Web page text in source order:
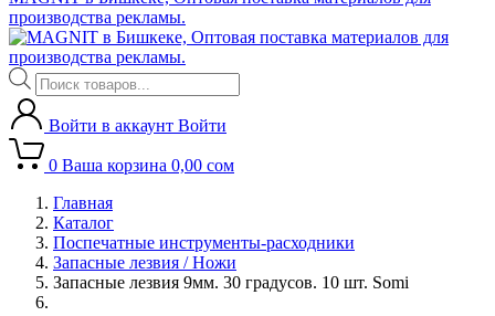
производства рекламы.
Поиск
товаров
Войти в аккаунт Войти
0 Ваша корзина 0,00 сом
Главная
Каталог
Поспечатные инструменты-расходники
Запасные лезвия / Ножи
Запасные лезвия 9мм. 30 градусов. 10 шт. Somi